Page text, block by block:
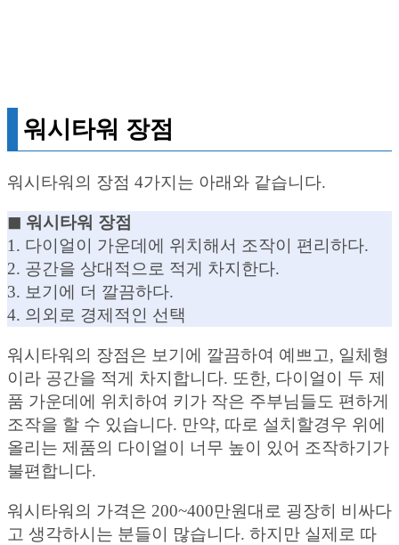
워시타워 장점
워시타워의 장점 4가지는 아래와 같습니다.
◼︎ 워시타워 장점
1. 다이얼이 가운데에 위치해서 조작이 편리하다.
2. 공간을 상대적으로 적게 차지한다.
3. 보기에 더 깔끔하다.
4. 의외로 경제적인 선택
워시타워의 장점은 보기에 깔끔하여 예쁘고, 일체형
이라 공간을 적게 차지합니다. 또한, 다이얼이 두 제
품 가운데에 위치하여 키가 작은 주부님들도 편하게
조작을 할 수 있습니다. 만약, 따로 설치할경우 위에
올리는 제품의 다이얼이 너무 높이 있어 조작하기가
불편합니다.
워시타워의 가격은 200~400만원대로 굉장히 비싸다
고 생각하시는 분들이 많습니다. 하지만 실제로 따